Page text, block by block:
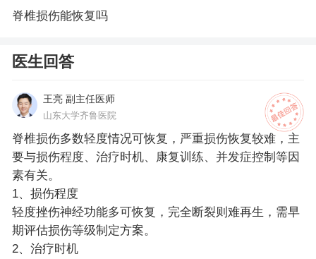
脊椎损伤能恢复吗
医生回答
王亮 副主任医师
山东大学齐鲁医院
脊椎损伤多数轻度情况可恢复，严重损伤恢复较难，主
要与损伤程度、治疗时机、康复训练、并发症控制等因
素有关。
1、损伤程度
轻度挫伤神经功能多可恢复，完全断裂则难再生，需早
期评估损伤等级制定方案。
2、治疗时机